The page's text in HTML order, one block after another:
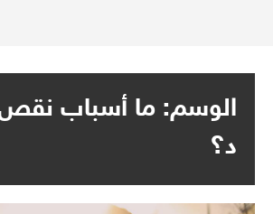
الوسم: ما أسباب نقص
د؟